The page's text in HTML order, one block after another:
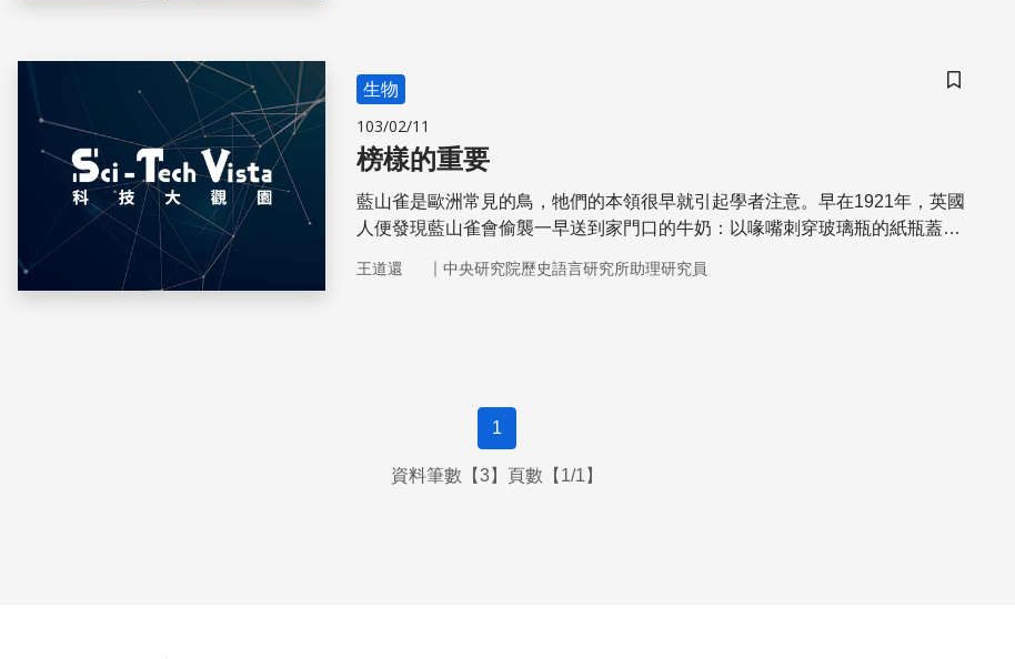
儲存書籤
生物
103/02/11
榜樣的重要
藍山雀是歐洲常見的鳥，牠們的本領很早就引起學者注意。早在1921年，英國
人便發現藍山雀會偷襲一早送到家門口的牛奶：以喙嘴刺穿玻璃瓶的紙瓶蓋飲
王道還 ｜ 中央研究院歷史語言研究所助理研究員
1
資料筆數【3】頁數【1/1】